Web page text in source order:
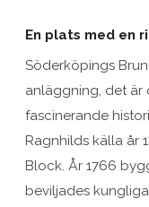
En plats med en
Söderköpings
anläggning, det är
fascinerande
Ragnhilds källa år
Block. År 1766
beviljades